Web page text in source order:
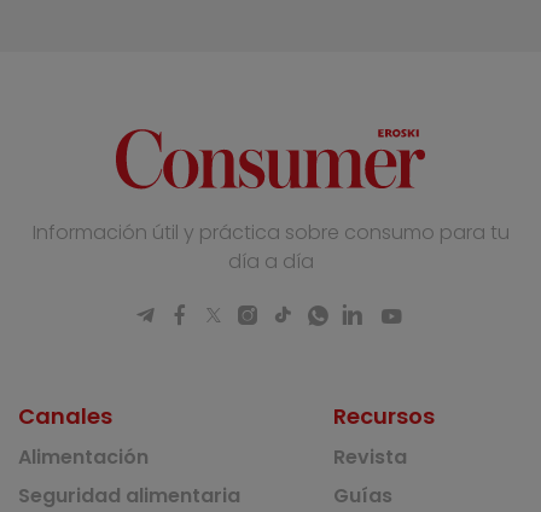
Información útil y práctica sobre consumo para tu
día a día
Canales
Alimentación
Seguridad alimentaria
Recursos
Revista
Guías